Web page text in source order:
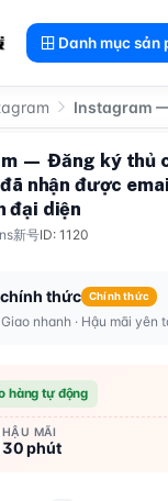
Danh mục sản
Instagram
— Đăng ký thủ
nhận được
đại diện
新号ID: 1120
thức Chính thức
nhanh · Hậu mãi yên
hàng tự động
HẬU MÃI
30 phút